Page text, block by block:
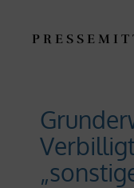
P R E S S E M I